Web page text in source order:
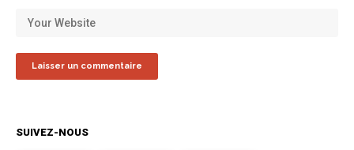
SUIVEZ-NOUS